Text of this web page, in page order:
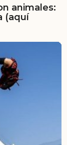
animales:
(aquí